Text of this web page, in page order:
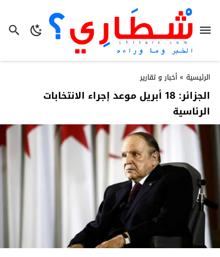
الرئيسية » أخبار و تقارير
الجزائر: 18 أبريل موعد إجراء الانتخابات
الرئاسية